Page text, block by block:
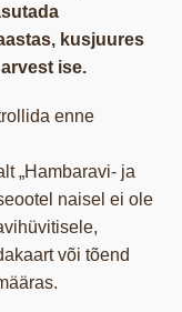
kusjuures
ise.
enne
„Hambaravi- ja
naisel ei ole
või tõend